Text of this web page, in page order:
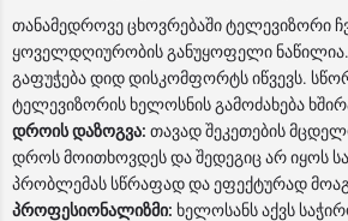
თანამედროვე ცხოვრებაში ტელევიზორი
ყოველდღიურობის განუყოფელი ნაწილია.
გაფუჭება დიდ დისკომფორტს იწვევს.
ტელევიზორის ხელოსნის გამოძახება
დროის დაზოგვა: თავად შეკეთების
დროს მოითხოვდეს და შედეგიც არ იყოს
პრობლემას სწრაფად და ეფექტურად
პროფესიონალიზმი: ხელოსანს აქვს